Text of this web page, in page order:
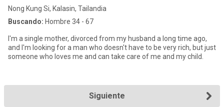
Nong Kung Si, Kalasin, Tailandia
Buscando: Hombre 34 - 67
I'm a single mother, divorced from my husband a long time ago,
and I'm looking for a man who doesn't have to be very rich, but just
someone who loves me and can take care of me and my child.
Siguiente